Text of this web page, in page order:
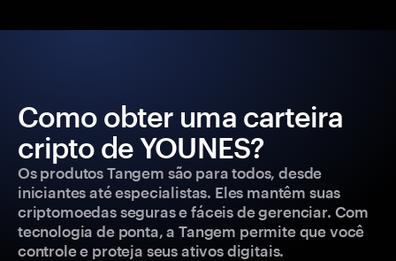
Como obter uma carteira
cripto de YOUNES?
Os produtos Tangem são para todos, desde
iniciantes até especialistas. Eles mantêm suas
criptomoedas seguras e fáceis de gerenciar. Com
tecnologia de ponta, a Tangem permite que você
controle e proteja seus ativos digitais.